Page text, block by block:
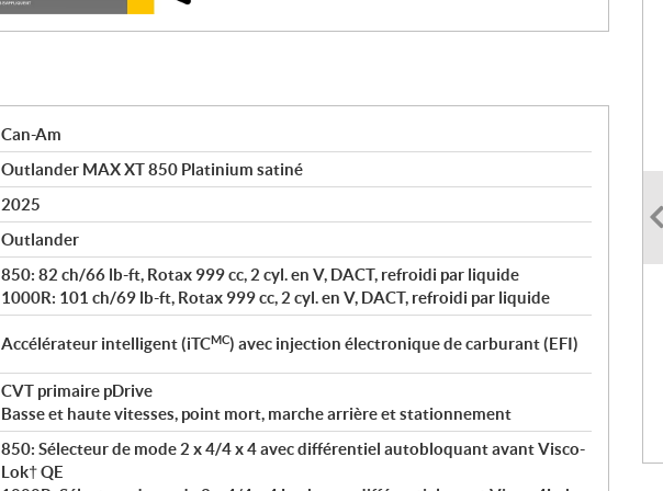
Can-Am
Outlander MAX XT 850 Platinium satiné
2025
Outlander
850: 82 ch/66 lb-ft, Rotax 999 cc, 2 cyl. en V, DACT, refroidi par liquide
1000R: 101 ch/69 lb-ft, Rotax 999 cc, 2 cyl. en V, DACT, refroidi par liquide
Accélérateur intelligent (iTCMC) avec injection électronique de carburant (EFI)
CVT primaire pDrive
Basse et haute vitesses, point mort, marche arrière et stationnement
850: Sélecteur de mode 2 x 4/4 x 4 avec différentiel autobloquant avant Visco-
Lok† QE